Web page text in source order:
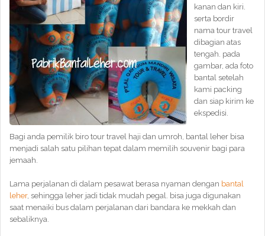
kanan dan kiri.
serta bordir
nama tour travel
dibagian atas
tengah. pada
gambar, ada foto
bantal setelah
kami packing
dan siap kirim ke
ekspedisi.
Bagi anda pemilik biro tour travel haji dan umroh, bantal leher bisa
menjadi salah satu pilihan tepat dalam memilih souvenir bagi para
jemaah.
Lama perjalanan di dalam pesawat berasa nyaman dengan bantal
leher, sehingga leher jadi tidak mudah pegal. bisa juga digunakan
saat menaiki bus dalam perjalanan dari bandara ke mekkah dan
sebaliknya.